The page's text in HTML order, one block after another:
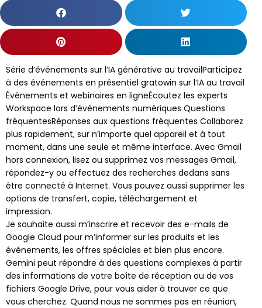
Série d’événements sur l’IA générative au travailParticipez
à des événements en présentiel gratowin sur l’IA au travail
Événements et webinaires en ligneÉcoutez les experts
Workspace lors d’événements numériques Questions
fréquentesRéponses aux questions fréquentes Collaborez
plus rapidement, sur n’importe quel appareil et à tout
moment, dans une seule et même interface. Avec Gmail
hors connexion, lisez ou supprimez vos messages Gmail,
répondez-y ou effectuez des recherches dedans sans
être connecté à Internet. Vous pouvez aussi supprimer les
options de transfert, copie, téléchargement et
impression.
Je souhaite aussi m’inscrire et recevoir des e-mails de
Google Cloud pour m’informer sur les produits et les
événements, les offres spéciales et bien plus encore.
Gemini peut répondre à des questions complexes à partir
des informations de votre boîte de réception ou de vos
fichiers Google Drive, pour vous aider à trouver ce que
vous cherchez. Quand nous ne sommes pas en réunion,